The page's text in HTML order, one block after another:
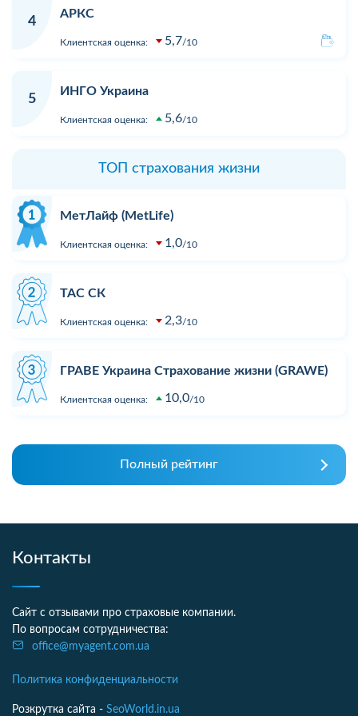
4
АРКС
Клиентская оценка: 5,7 10
5
ИНГО Украина
Клиентская оценка: 5,6 10
ТОП страхования жизни
МетЛайф (MetLife)
Клиентская оценка: 1,0 10
ТАС СК
Клиентская оценка: 2,3 10
ГРАВЕ Украина Страхование жизни (GRAWE)
Клиентская оценка: 10,0 10
Полный рейтинг
Контакты
Сайт с отзывами про страховые компании.
По вопросам сотрудничества:
office@myagent.com.ua
Политика конфиденциальности
Розкрутка сайта - SeoWorld.in.ua